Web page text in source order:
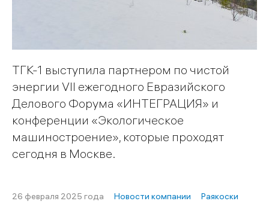
ТГК-1 выступила партнером по чистой
энергии VII ежегодного Евразийского
Делового Форума «ИНТЕГРАЦИЯ» и
конференции «Экологическое
машиностроение», которые проходят
сегодня в Москве.
26 февраля 2025 года Новости компании
Раякоски